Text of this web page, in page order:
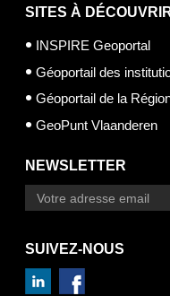
SITES À
INSPIRE Geoportal
Géoportail des
Géoportail de la
GeoPunt Vlaanderen
NEWSLETTER
SUIVEZ-NOUS